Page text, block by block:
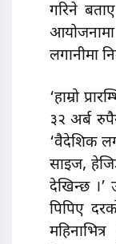
गरिने
लगानीमा
‘हाम्रो
३२ अर्ब
‘वैदेशिक
साइज,
देखिन्छ ।’
पिपिए